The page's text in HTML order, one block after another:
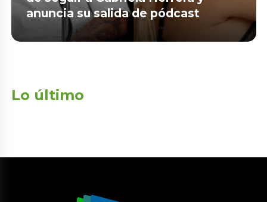
anuncia su salida de pódcast
Lo último